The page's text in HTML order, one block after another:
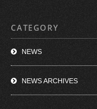
CATEGORY
NEWS
NEWS ARCHIVES